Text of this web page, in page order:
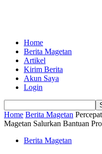
Home
Berita Magetan
Artikel
Kirim Berita
Akun Saya
Login
Home Berita Magetan
Magetan Salurkan Bantuan
Berita Magetan